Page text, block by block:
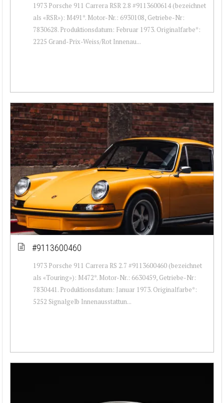
1973 Porsche 911 Carrera RSR 2.8 #9113600614 (bezeichnet
als «RSR»): M491*. Motor-Nr.: 6930108, Getriebe-Nr:
7830628. Produktionsdatum: Februar 1973. Originalfarbe*:
2225 Grand-Prix-Weiss/Rot Innenau...
#9113600460
1973 Porsche 911 Carrera RS 2.7 #9113600460 (bezeichnet
als «Touring»): M472*. Motor-Nr.: 6630459, Getriebe-Nr:
7830441. Produktionsdatum: Januar 1973. Originalfarbe*:
5252 Signalgelb Innenausstattun...